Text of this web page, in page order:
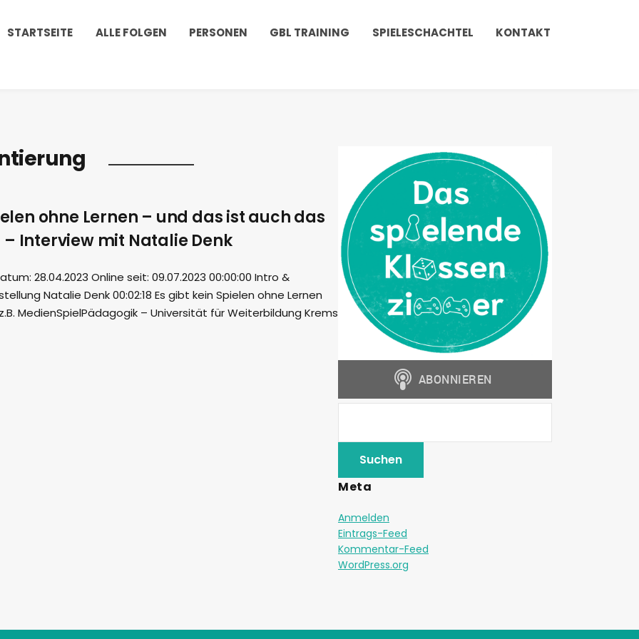
STARTSEITE ALLE FOLGEN PERSONEN GBL TRAINING SPIELESCHACHTEL KONTAKT
ohne Lernen – und das ist auch das
– Interview mit Natalie Denk
28.04.2023 Online seit: 09.07.2023 00:00:00 Intro &
Natalie Denk 00:02:18 Es gibt kein Spielen ohne Lernen
MedienSpielPädagogik – Universität für Weiterbildung Krems
Meta
Anmelden
Eintrags-Feed
Kommentar-Feed
WordPress.org